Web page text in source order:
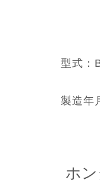
型式：
製造年
ホ